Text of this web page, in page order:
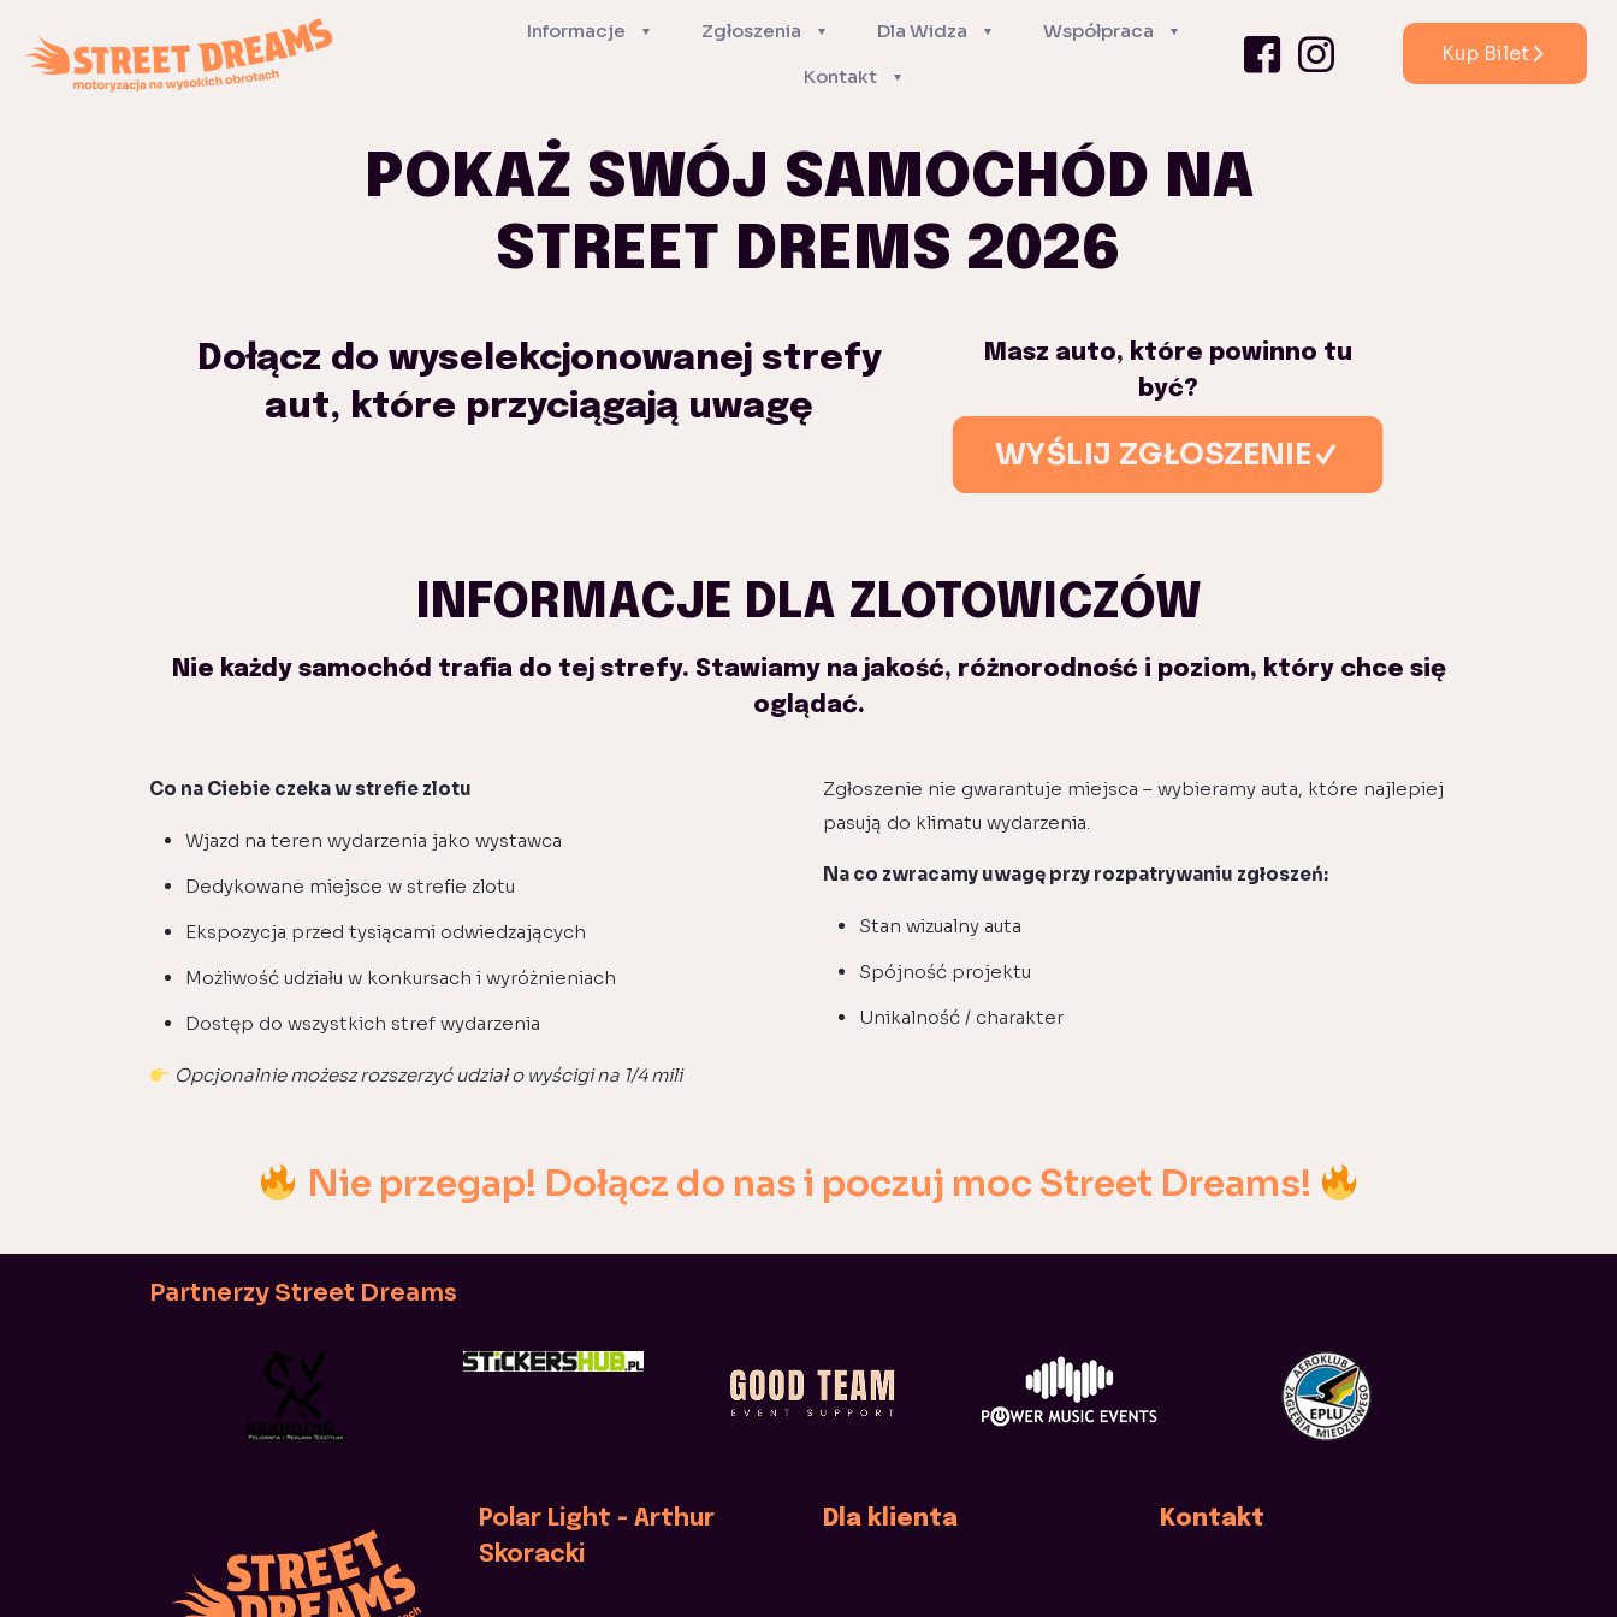
Informacje Zgłoszenia Dla Widza
Współpraca
Kontakt
Kup Bilet
POKAŻ SWÓJ SAMOCHÓD NA
STREET DREMS 2026
Dołącz do wyselekcjonowanej strefy
aut, które przyciągają uwagę
Masz auto, które powinno tu
być?
WYŚLIJ ZGŁOSZENIE
INFORMACJE DLA ZLOTOWICZÓW
Nie każdy samochód trafia do tej strefy. Stawiamy na jakość, różnorodność i poziom, który chce się
oglądać.
Co na Ciebie czeka w strefie zlotu
Wjazd na teren wydarzenia jako wystawca
Dedykowane miejsce w strefie zlotu
Ekspozycja przed tysiącami odwiedzających
Możliwość udziału w konkursach i wyróżnieniach
Dostęp do wszystkich stref wydarzenia
Opcjonalnie możesz rozszerzyć udział o wyścigi na 1/4 mili
Zgłoszenie nie gwarantuje miejsca – wybieramy auta, które najlepiej
pasują do klimatu wydarzenia.
Na co zwracamy uwagę przy rozpatrywaniu zgłoszeń:
Stan wizualny auta
Spójność projektu
Unikalność / charakter
Nie przegap! Dołącz do nas i poczuj moc Street Dreams!
Partnerzy Street Dreams
Polar Light - Arthur
Skoracki
Dla klienta Kontakt